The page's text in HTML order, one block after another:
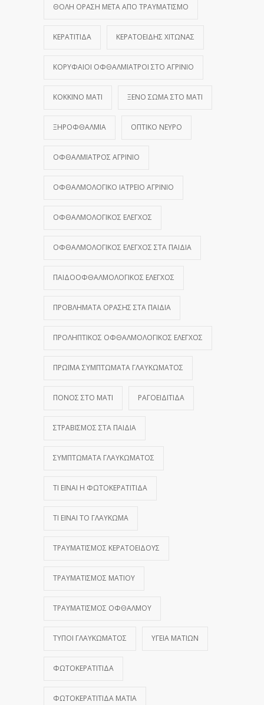
ΘΟΛΉ ΌΡΑΣΗ ΜΕΤΆ ΑΠΌ ΤΡΑΥΜΑΤΙΣΜΌ
ΚΕΡΑΤΊΤΙΔΑ ΚΕΡΑΤΟΕΙΔΉΣ ΧΙΤΏΝΑΣ
ΚΟΡΥΦΑΊΟΙ ΟΦΘΑΛΜΊΑΤΡΟΙ ΣΤΟ ΑΓΡΊΝΙΟ
ΚΌΚΚΙΝΟ ΜΆΤΙ ΞΈΝΟ ΣΏΜΑ ΣΤΟ ΜΆΤΙ
ΞΗΡΟΦΘΑΛΜΊΑ ΟΠΤΙΚΌ ΝΕΎΡΟ
ΟΦΘΑΛΜΊΑΤΡΟΣ ΑΓΡΊΝΙΟ
ΟΦΘΑΛΜΟΛΟΓΙΚΌ ΙΑΤΡΕΊΟ ΑΓΡΊΝΙΟ
ΟΦΘΑΛΜΟΛΟΓΙΚΌΣ ΈΛΕΓΧΟΣ
ΟΦΘΑΛΜΟΛΟΓΙΚΌΣ ΈΛΕΓΧΟΣ ΣΤΑ ΠΑΙΔΙΆ
ΠΑΙΔΟΟΦΘΑΛΜΟΛΟΓΙΚΌΣ ΈΛΕΓΧΟΣ
ΠΡΟΒΛΉΜΑΤΑ ΌΡΑΣΗΣ ΣΤΑ ΠΑΙΔΙΆ
ΠΡΟΛΗΠΤΙΚΌΣ ΟΦΘΑΛΜΟΛΟΓΙΚΌΣ ΈΛΕΓΧΟΣ
ΠΡΏΙΜΑ ΣΥΜΠΤΏΜΑΤΑ ΓΛΑΥΚΏΜΑΤΟΣ
ΠΌΝΟΣ ΣΤΟ ΜΆΤΙ ΡΑΓΟΕΙΔΊΤΙΔΑ
ΣΤΡΑΒΙΣΜΌΣ ΣΤΑ ΠΑΙΔΙΆ
ΣΥΜΠΤΏΜΑΤΑ ΓΛΑΥΚΏΜΑΤΟΣ
ΤΙ ΕΊΝΑΙ Η ΦΩΤΟΚΕΡΑΤΊΤΙΔΑ
ΤΙ ΕΊΝΑΙ ΤΟ ΓΛΑΎΚΩΜΑ
ΤΡΑΥΜΑΤΙΣΜΌΣ ΚΕΡΑΤΟΕΙΔΟΎΣ
ΤΡΑΥΜΑΤΙΣΜΌΣ ΜΑΤΙΟΎ
ΤΡΑΥΜΑΤΙΣΜΌΣ ΟΦΘΑΛΜΟΎ
ΤΎΠΟΙ ΓΛΑΥΚΏΜΑΤΟΣ ΥΓΕΊΑ ΜΑΤΙΏΝ
ΦΩΤΟΚΕΡΑΤΊΤΙΔΑ
ΦΩΤΟΚΕΡΑΤΊΤΙΔΑ ΜΆΤΙΑ